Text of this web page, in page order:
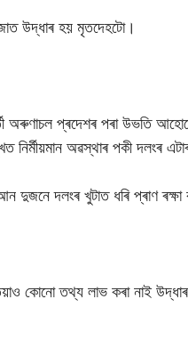
উদ্ধাৰ হয় মৃতদেহটো।
প্ৰদেশৰ পৰা উভতি
নিৰ্মীয়মান অৱস্থাৰ পকী দলংৰ
দলংৰ খুটাত ধৰি প্ৰাণ ৰক্ষা
তথ্য লাভ কৰা নাই